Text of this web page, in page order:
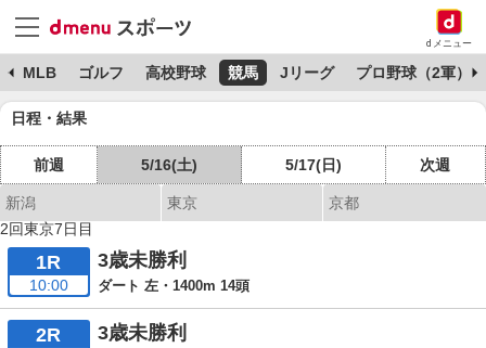
dメニュー
MLB ゴルフ 高校野球 競馬 Jリーグ プロ野球（2軍）
日程・結果
前週 5/16(土) 5/17(日) 次週
新潟 東京
京都
2回東京7日目
1R
10:00
3歳未勝利
ダート 左・1400m 14頭
2R 3歳未勝利